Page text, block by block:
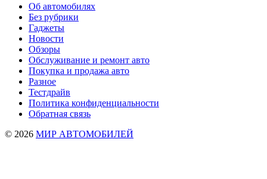
Об автомобилях
Без рубрики
Гаджеты
Новости
Обзоры
Обслуживание и ремонт авто
Покупка и продажа авто
Разное
Тестдрайв
Политика конфиденциальности
Обратная связь
© 2026 МИР АВТОМОБИЛЕЙ